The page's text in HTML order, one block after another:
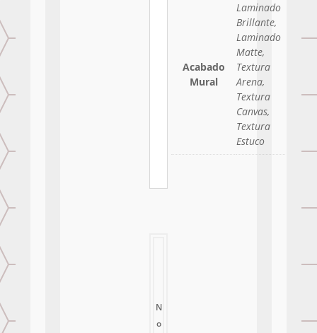
Acabado
Mural
Laminado
Brillante,
Laminado
Matte,
Textura
Arena,
Textura
Canvas,
Textura
Estuco
N
o